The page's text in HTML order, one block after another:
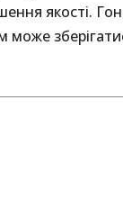
якості.